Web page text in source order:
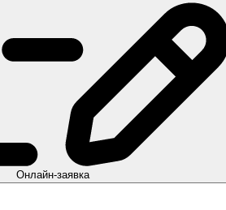
Онлайн-заявка